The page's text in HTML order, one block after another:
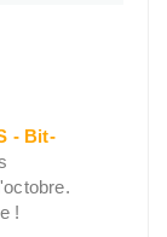
- Bit-
!